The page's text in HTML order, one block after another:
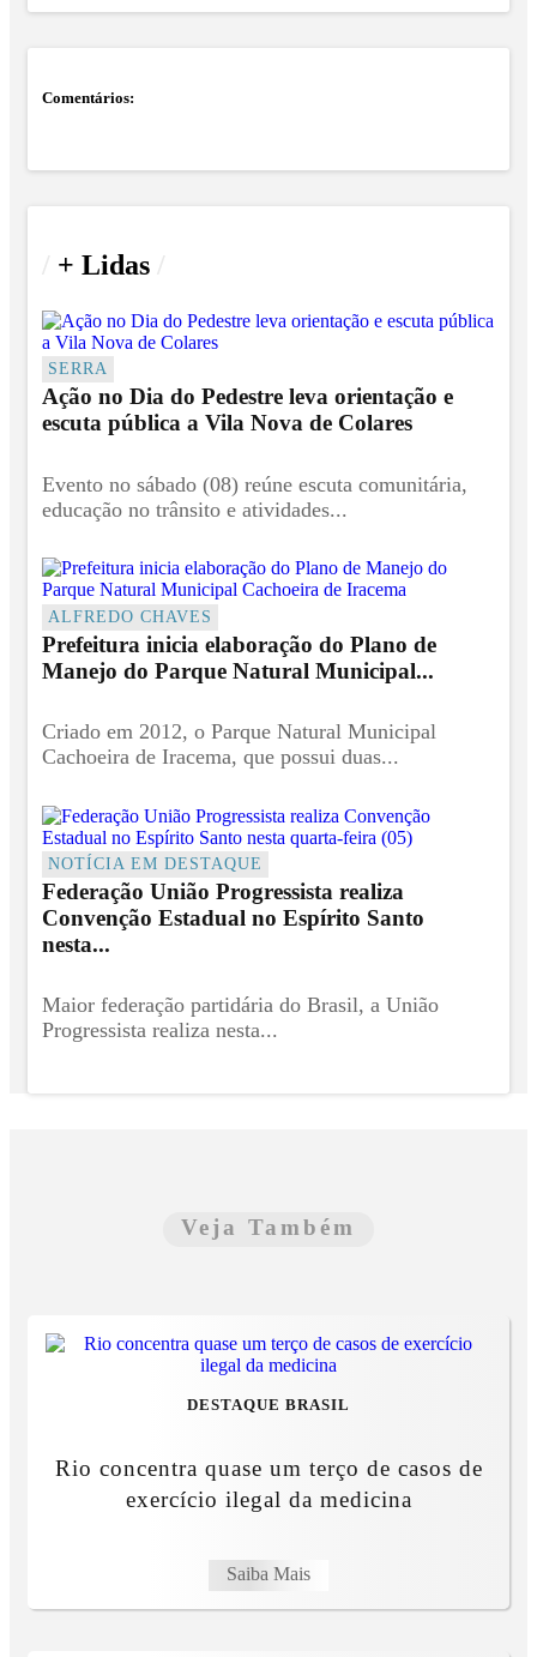
Comentários:
+ Lidas
SERRA
Ação no Dia do Pedestre leva orientação e
escuta pública a Vila Nova de Colares
Evento no sábado (08) reúne escuta comunitária,
educação no trânsito e atividades...
ALFREDO CHAVES
Prefeitura inicia elaboração do Plano de
Manejo do Parque Natural Municipal...
Criado em 2012, o Parque Natural Municipal
Cachoeira de Iracema, que possui duas...
NOTÍCIA EM DESTAQUE
Federação União Progressista realiza
Convenção Estadual no Espírito Santo
nesta...
Maior federação partidária do Brasil, a União
Progressista realiza nesta...
Veja Também
DESTAQUE BRASIL
Rio concentra quase um terço de casos de
exercício ilegal da medicina
Saiba Mais